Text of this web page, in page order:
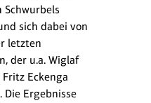
Schwurbels
sich dabei von
letzten
der u.a. Wiglaf
Eckenga
Die Ergebnisse